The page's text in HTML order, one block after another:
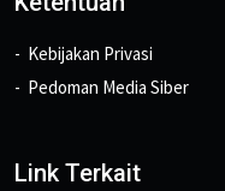
Kebijakan Privasi
Pedoman Media Siber
Link Terkait